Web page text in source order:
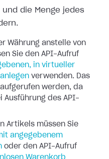
die Menge jedes
Währung anstelle von
Sie den API-Aufruf
in virtueller
verwenden. Das
werden, da
Ausführung des API-
Artikels müssen Sie
angegebenem
oder den API-Aufruf
Warenkorb